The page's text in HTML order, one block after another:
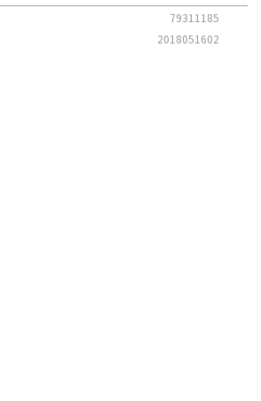
79311185
2018051602